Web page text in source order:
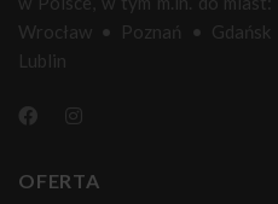
Wrocław • Poznań • Gdańsk
Lublin
OFERTA